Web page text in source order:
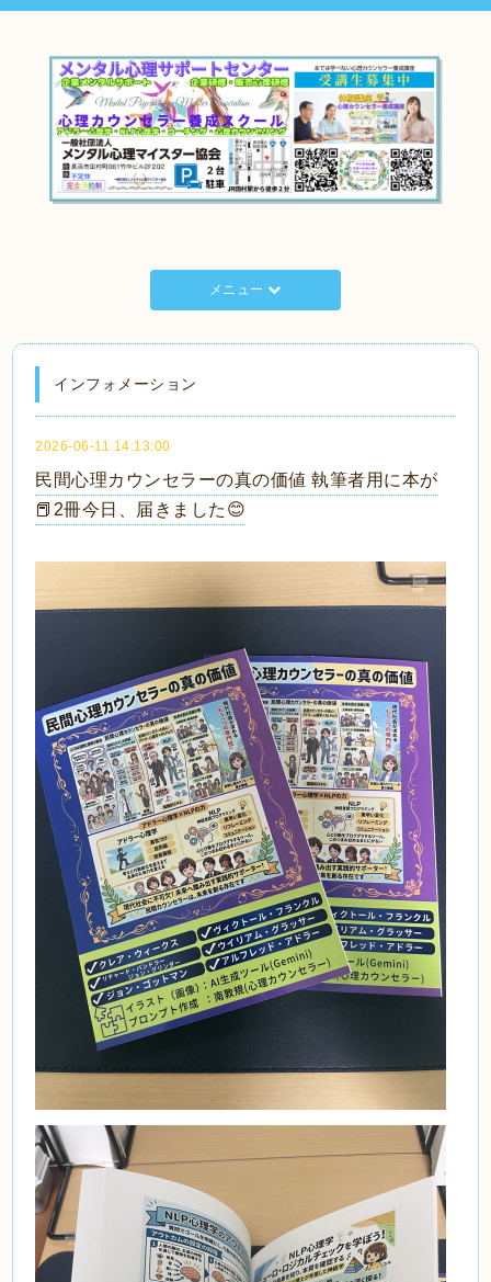
メニュー
インフォメーション
2026-06-11 14:13:00
民間心理カウンセラーの真の価値 執筆者用に本が
📕2冊今日、届きました😊